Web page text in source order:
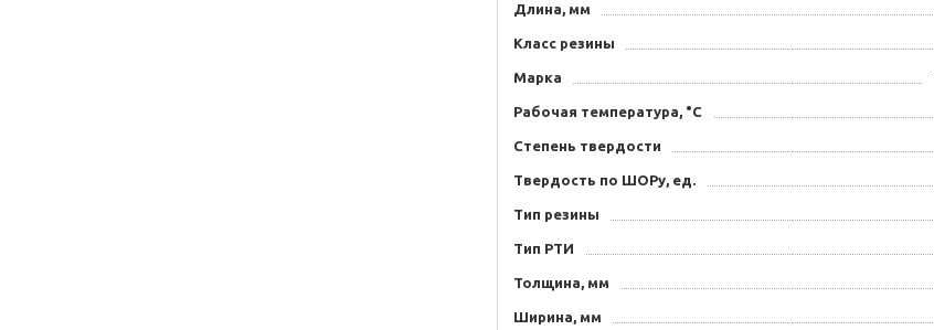
Длина, мм
Класс резины
Марка
Рабочая температура, °C
Степень твердости
Твердость по ШОРу, ед.
Тип резины
Тип РТИ
Толщина, мм
Ширина, мм